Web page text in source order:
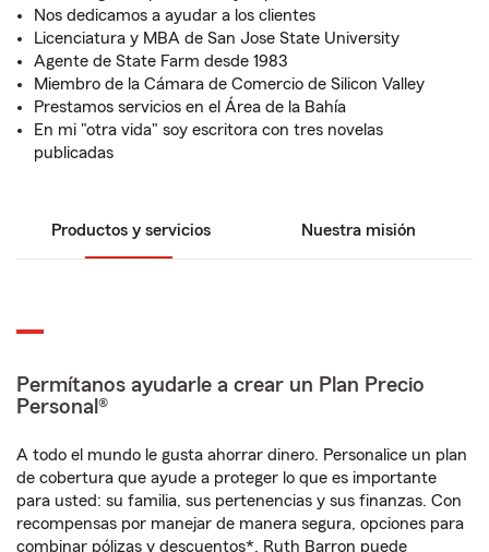
Nos dedicamos a ayudar a los clientes
Licenciatura y MBA de San Jose State University
Agente de State Farm desde 1983
Miembro de la Cámara de Comercio de Silicon Valley
Prestamos servicios en el Área de la Bahía
En mi "otra vida" soy escritora con tres novelas
publicadas
Productos y servicios Nuestra misión
Permítanos ayudarle a crear un Plan Precio
Personal®
A todo el mundo le gusta ahorrar dinero. Personalice un plan
de cobertura que ayude a proteger lo que es importante
para usted: su familia, sus pertenencias y sus finanzas. Con
recompensas por manejar de manera segura, opciones para
combinar pólizas y descuentos*, Ruth Barron puede